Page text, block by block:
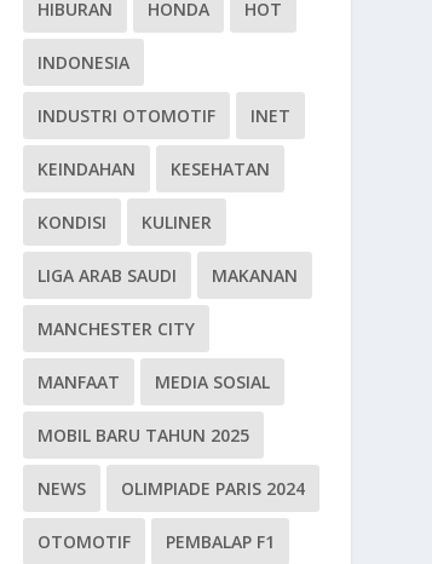
HIBURAN HONDA HOT
INDONESIA
INDUSTRI OTOMOTIF INET
KEINDAHAN KESEHATAN
KONDISI KULINER
LIGA ARAB SAUDI MAKANAN
MANCHESTER CITY
MANFAAT MEDIA SOSIAL
MOBIL BARU TAHUN 2025
NEWS OLIMPIADE PARIS 2024
OTOMOTIF PEMBALAP F1